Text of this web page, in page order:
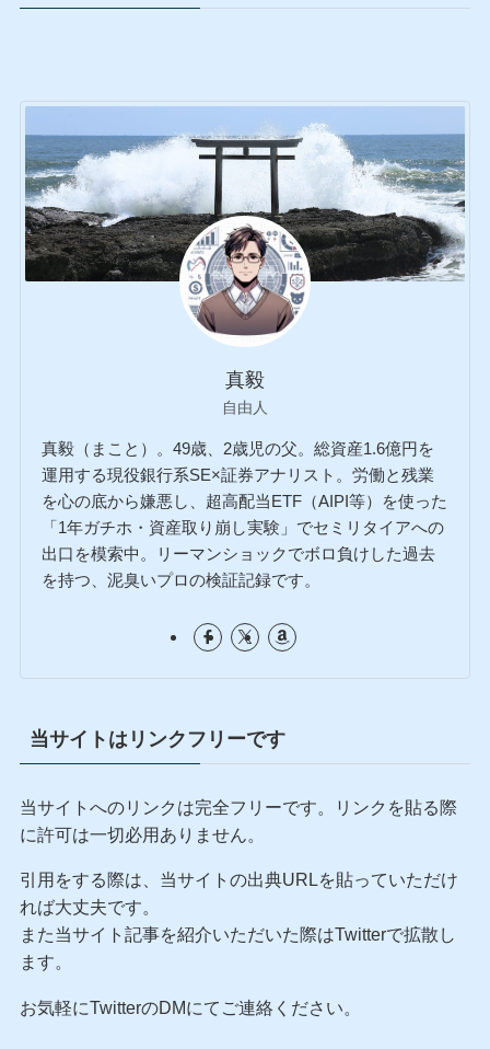
真毅
運用する現役銀行系SE×証券アナリスト。労働と残業
を心の底から嫌悪し、超高配当ETF（AIPI等）を使った
出口を模索中。リーマンショックでボロ負けした過去
を持つ、泥臭いプロの検証記録です。
当サイトはリンクフリーです